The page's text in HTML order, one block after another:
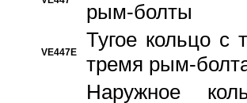
рым-болты
VE447E
Тугое кольцо с
тремя рым-
Наружное